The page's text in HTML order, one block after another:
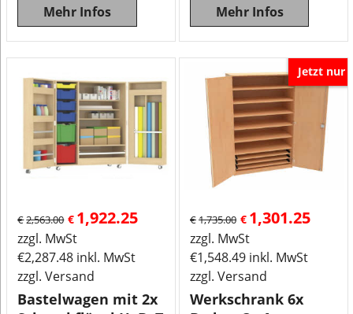
Mehr Infos Mehr Infos
€2,563.00 € 1,922.25
zzgl. MwSt
€2,287.48 inkl. MwSt
zzgl. Versand
Bastelwagen mit 2x
Jetzt nur
€1,735.00 € 1,301.25
zzgl. MwSt
€1,548.49 inkl. MwSt
zzgl. Versand
Werkschrank 6x